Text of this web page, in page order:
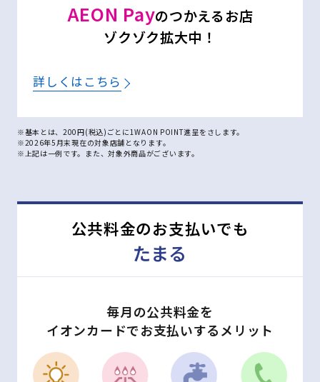
AEON Payのつかえるお店
ゾクゾク拡大中！
詳しくはこちら
※基本とは、200円(税込)ごとに1WAON POINT進呈をさします。
※2026年5月末現在の対象店舗となります。
※上記は一例です。また、対象外商品がございます。
公共料金のお支払いでも
たまる
毎月の公共料金を
イオンカードでお支払いするメリット